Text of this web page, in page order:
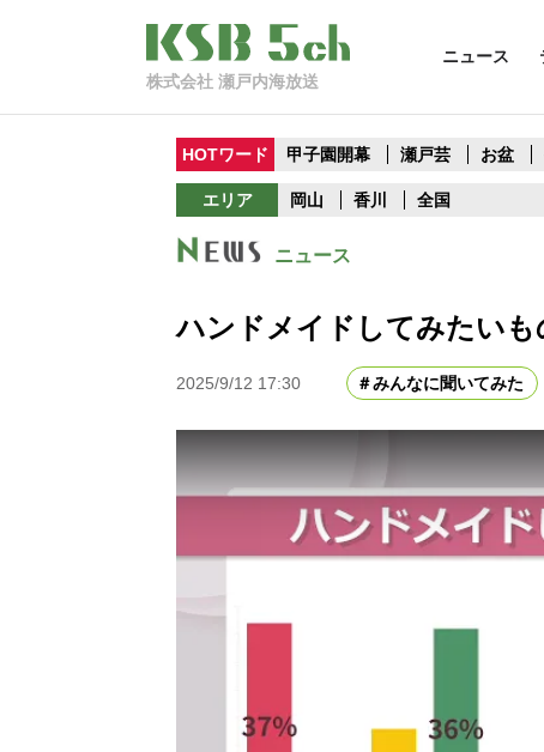
株式会社 瀬戸内海放送
ニュース
HOTワード 甲子園開幕 瀬戸芸 お盆
エリア 岡山 香川 全国
ニュース
ハンドメイドしてみたいも
2025/9/12 17:30 みんなに聞いてみた